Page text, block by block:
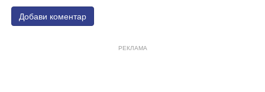
Добави коментар
РЕКЛАМА